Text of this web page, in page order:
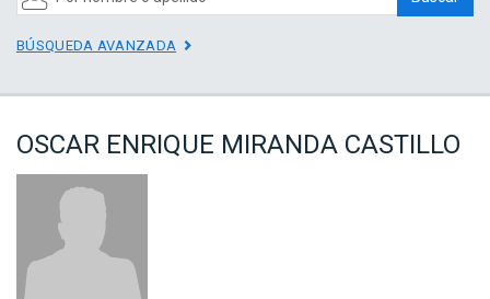
BÚSQUEDA AVANZADA
OSCAR ENRIQUE MIRANDA CASTILLO